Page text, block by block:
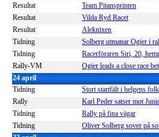
Resultat
Team Pitansprinten
Resultat
Vilda Ryd Racet
Resultat
Aleknixen
Tidning
Solberg utmanar Ogier i
Tidning
Racerföraren Siri, 20,
Rally-VM
Ogier leads a close race
24 april
Tidning
Stort startfält i helgens
Rally
Karl Peder satser mot
Tidning
Rally på fina vägar
Tidning
Oliver Solberg sover på